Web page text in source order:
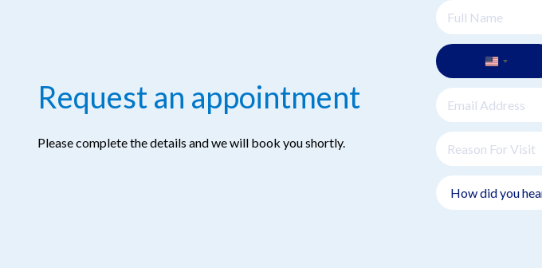
Request an appointment
Please complete the details and we will book you shortly.